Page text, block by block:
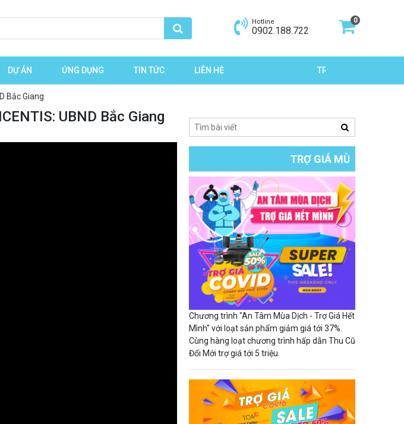
Hotline
0902.188.722
0
DỰ ÁN ỨNG DỤNG TIN TỨC LIÊN HỆ
Bắc Giang
UBND Bắc Giang
TRỢ GIÁ MÙA DỊCH
Chương trình "An Tâm Mùa Dịch - Trợ Giá Hết
Mình" với loạt sản phẩm giảm giá tới 37%.
Cùng hàng loạt chương trình hấp dẫn Thu Cũ
Đổi Mới trợ giá tới 5 triệu.